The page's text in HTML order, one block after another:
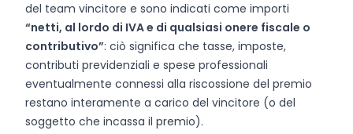
del team vincitore e sono indicati come importi
“netti, al lordo di IVA e di qualsiasi onere fiscale o
contributivo”: ciò significa che tasse, imposte,
contributi previdenziali e spese professionali
eventualmente connessi alla riscossione del premio
restano interamente a carico del vincitore (o del
soggetto che incassa il premio).